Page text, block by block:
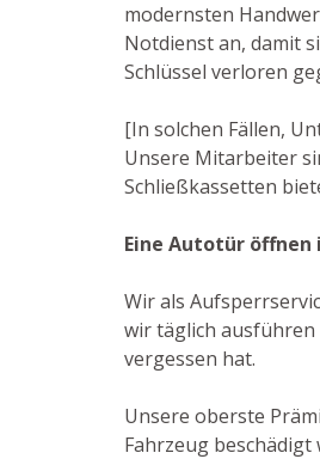
modernsten
Notdienst an, damit
Schlüssel verloren
[In solchen Fällen,
Unsere Mitarbeiter
Schließkassetten
Eine Autotür öffnen
Wir als
wir täglich ausführen
vergessen hat.
Unsere oberste
Fahrzeug beschädigt